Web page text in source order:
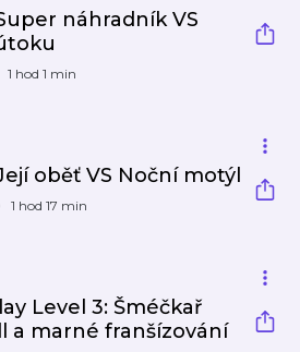
náhradník VS
1 hod 1 min
oběť VS Noční motýl
1 hod 17 min
Level 3: Šméčkař
a marné franšízování